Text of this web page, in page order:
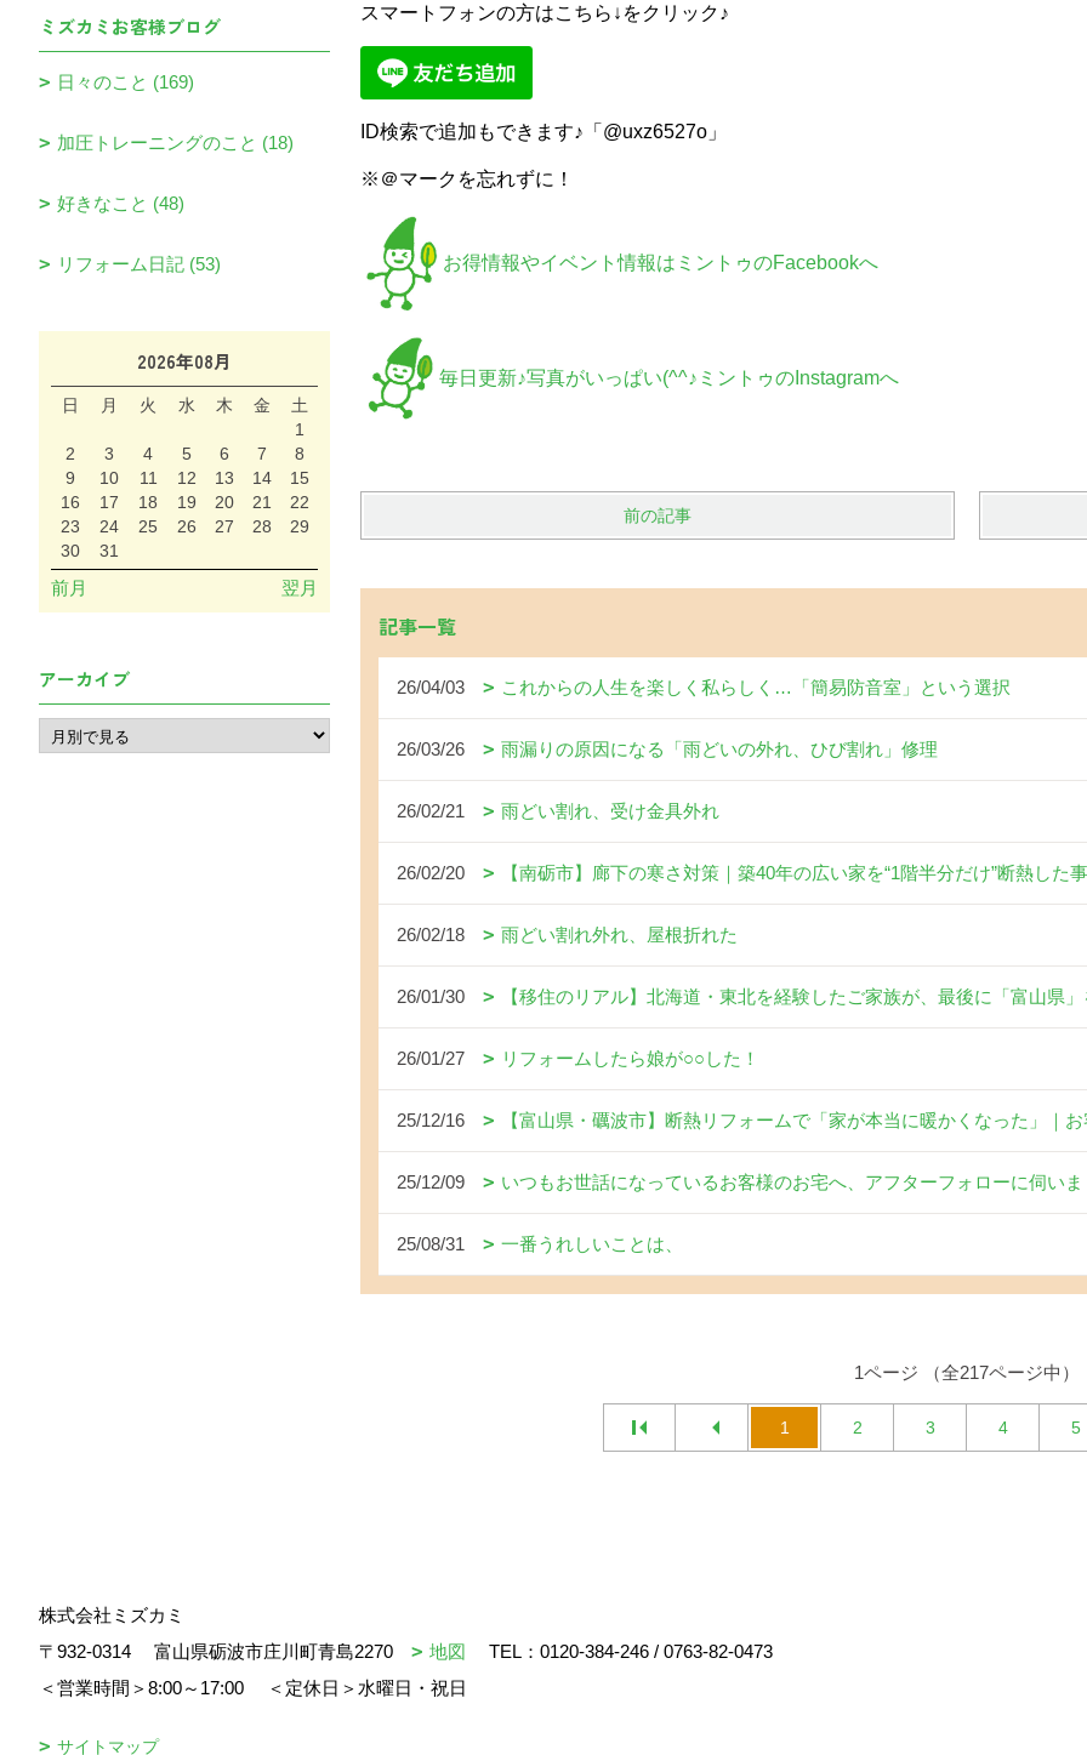
スマートフォンの方はこちら↓をクリック♪
ID検索で追加もできます♪「@uxz6527o」
※＠マークを忘れずに！
お得情報やイベント情報はミントゥのFacebookへ
毎日更新♪写真がいっぱい(^^♪ミントゥのInstagramへ
前の記事
記事一覧
26/04/03 これからの人生を楽しく私らしく…「簡易防音室」という選択
26/03/26 雨漏りの原因になる「雨どいの外れ、ひび割れ」修理
26/02/21 雨どい割れ、受け金具外れ
26/02/20 【南砺市】廊下の寒さ対策｜築40年の広い家を“1階半分だけ”断熱した
26/02/18 雨どい割れ外れ、屋根折れた
26/01/30 【移住のリアル】北海道・東北を経験したご家族が、最後に「富山県
26/01/27 リフォームしたら娘が○○した！
25/12/16 【富山県・礪波市】断熱リフォームで「家が本当に暖かくなった」｜
25/12/09 いつもお世話になっているお客様のお宅へ、アフターフォローに伺い
25/08/31 一番うれしいことは、
1ページ （全217ページ中）
1 2 3 4 5
ミズカミお客様ブログ
日々のこと (169)
加圧トレーニングのこと (18)
好きなこと (48)
リフォーム日記 (53)
2026年08月
日 月 火 水 木 金
土
1
2
3 4 5 6 7
8
9
10 11 12 13 14
15
16
17 18 19 20 21
22
23
24 25 26 27 28
29
30
31
前月 翌月
アーカイブ
株式会社ミズカミ
〒932-0314
富山県砺波市庄川町青島2270 地図 TEL： 0120-384-246 / 0763-82-0473
＜営業時間＞8:00～17:00
＜定休日＞水曜日・祝日
サイトマップ